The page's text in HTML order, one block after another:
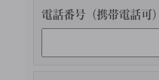
電話番号（携帯電話可）